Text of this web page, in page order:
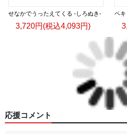
せなかでうったえてくる -しろぬき-
3,720円(税込4,093円)
ペキ
応援コメント